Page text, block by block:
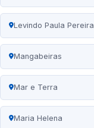
Levindo Paula Pereira
Mangabeiras
Mar e Terra
Maria Helena